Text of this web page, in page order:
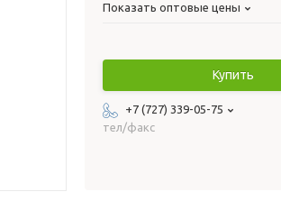
Показать оптовые цены
Купить
+7 (727) 339-05-75
тел/факс